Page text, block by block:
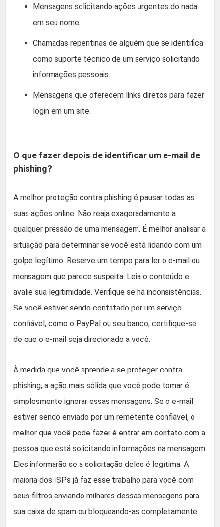
Mensagens solicitando ações urgentes do nada
em seu nome.
Chamadas repentinas de alguém que se identifica
como suporte técnico de um serviço solicitando
informações pessoais.
Mensagens que oferecem links diretos para fazer
login em um site.
O que fazer depois de identificar um e-mail de
phishing?
A melhor proteção contra phishing é pausar todas as
suas ações online. Não reaja exageradamente a
qualquer pressão de uma mensagem. É melhor analisar a
situação para determinar se você está lidando com um
golpe legítimo. Reserve um tempo para ler o e-mail ou
mensagem que parece suspeita. Leia o conteúdo e
avalie sua legitimidade. Verifique se há inconsistências.
Se você estiver sendo contatado por um serviço
confiável, como o PayPal ou seu banco, certifique-se
de que o e-mail seja direcionado a você.
À medida que você aprende a se proteger contra
phishing, a ação mais sólida que você pode tomar é
simplesmente ignorar essas mensagens. Se o e-mail
estiver sendo enviado por um remetente confiável, o
melhor que você pode fazer é entrar em contato com a
pessoa que está solicitando informações na mensagem.
Eles informarão se a solicitação deles é legítima. A
maioria dos ISPs já faz esse trabalho para você com
seus filtros enviando milhares dessas mensagens para
sua caixa de spam ou bloqueando-as completamente.